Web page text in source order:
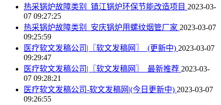
热采锅炉故障类别_镇江锅炉环保节能改造项目 2023-03-
07 09:27:25
热采锅炉故障类别_安庆锅炉用螺纹烟管厂家 2023-03-07
09:25:59
医疗软文发稿公司|〖软文发稿网〗_(更新中) 2023-03-07
09:29:47
医疗软文发稿公司|〖软文发稿网〗_最新推荐 2023-03-
07 09:28:21
医疗软文发稿公司-软文发稿网|(今日更新中) 2023-03-07
09:26:55